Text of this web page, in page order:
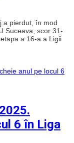
a pierdut, în mod
Suceava, scor 31-
a 16-a a Ligii
6 în Liga